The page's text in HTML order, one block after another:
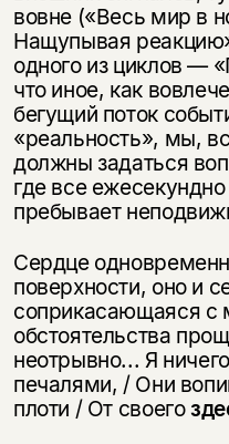
вовне («Весь мир в
Нащупывая
одного из циклов —
что иное, как
бегу­щий поток
«реальность», мы,
должны задаться
где все
пребывает
Сердце
поверхности, оно и
соприкасающаяся
обстоятельства
неотрывно... Я
печалями, / Они
плоти / От своего